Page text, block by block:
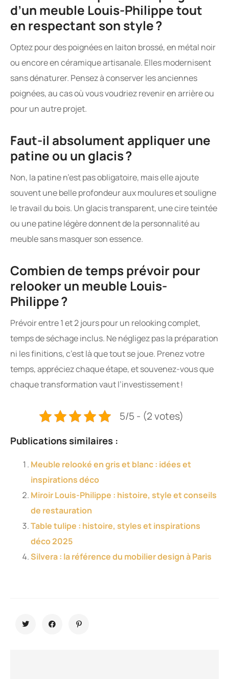
d’un meuble Louis-Philippe tout
en respectant son style ?
Optez pour des poignées en laiton brossé, en métal noir
ou encore en céramique artisanale. Elles modernisent
sans dénaturer. Pensez à conserver les anciennes
poignées, au cas où vous voudriez revenir en arrière ou
pour un autre projet.
Faut-il absolument appliquer une
patine ou un glacis ?
Non, la patine n’est pas obligatoire, mais elle ajoute
souvent une belle profondeur aux moulures et souligne
le travail du bois. Un glacis transparent, une cire teintée
ou une patine légère donnent de la personnalité au
meuble sans masquer son essence.
Combien de temps prévoir pour
relooker un meuble Louis-
Philippe ?
Prévoir entre 1 et 2 jours pour un relooking complet,
temps de séchage inclus. Ne négligez pas la préparation
ni les finitions, c’est là que tout se joue. Prenez votre
temps, appréciez chaque étape, et souvenez-vous que
chaque transformation vaut l’investissement !
5/5 - (2 votes)
Publications similaires :
Meuble relooké en gris et blanc : idées et
inspirations déco
Miroir Louis-Philippe : histoire, style et conseils
de restauration
Table tulipe : histoire, styles et inspirations
déco 2025
Silvera : la référence du mobilier design à Paris